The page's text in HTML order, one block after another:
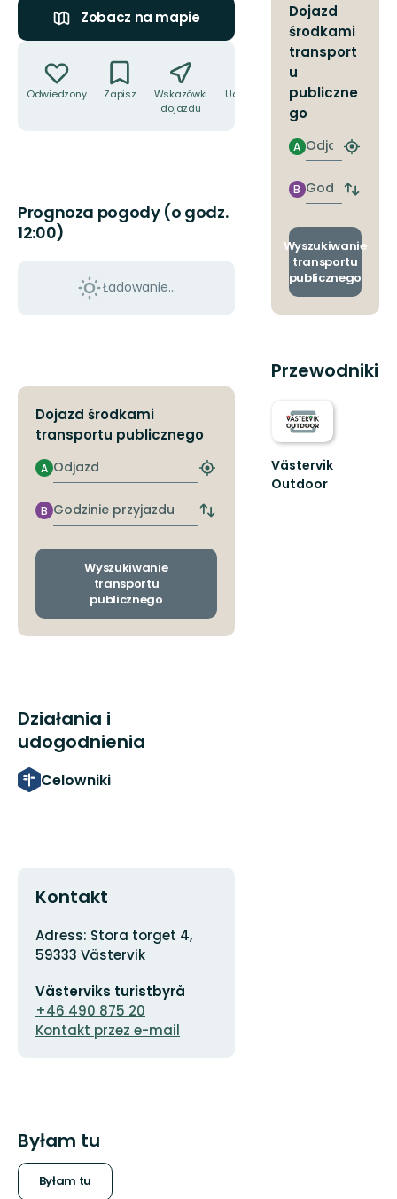
Zobacz na mapie
Odwiedzony Zapisz
Wskazówki
dojazdu
Udostępnij
Prognoza pogody (o godz.
12:00)
Ładowanie...
Dojazd środkami
transportu publicznego
Odjazd
A
Znajdź
przystanek
Godzinie
przyjazdu
B
Zmiana
odjazdu
Wyszukiwanie
transportu
publicznego
Działania i
udogodnienia
Celowniki
Kontakt
Adres
Adress: Stora torget 4,
59333 Västervik
e-
mail
Västerviks turistbyrå
+46 490 875 20
Kontakt przez e-mail
Byłam tu
Byłam tu
Dojazd
środkami
transport
u
publiczne
go
Odjazd
A
Znajdź
Godzinie
przyjazdu
B
Zmiana
i
Wyszukiwanie
transportu
publicznego
Przewodniki
Västervik
Outdoor